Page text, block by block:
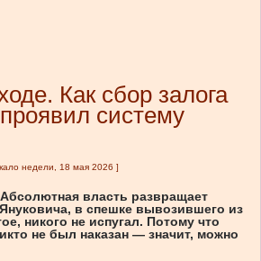
Как сбор залога
систему
недели, 18 мая 2026 ]
власть развращает
в спешке вывозившего из
никого не испугал. Потому что
не был наказан — значит, можно